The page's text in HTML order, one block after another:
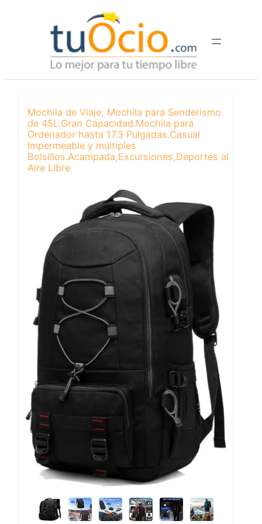
Mochila de Viaje, Mochila para Senderismo
de 45L.Gran Capacidad.Mochila para
Ordenador hasta 17.3 Pulgadas.Casual
Impermeable y múltiples
Bolsillos.Acampada,Excursiones,Deportes al
Aire Libre